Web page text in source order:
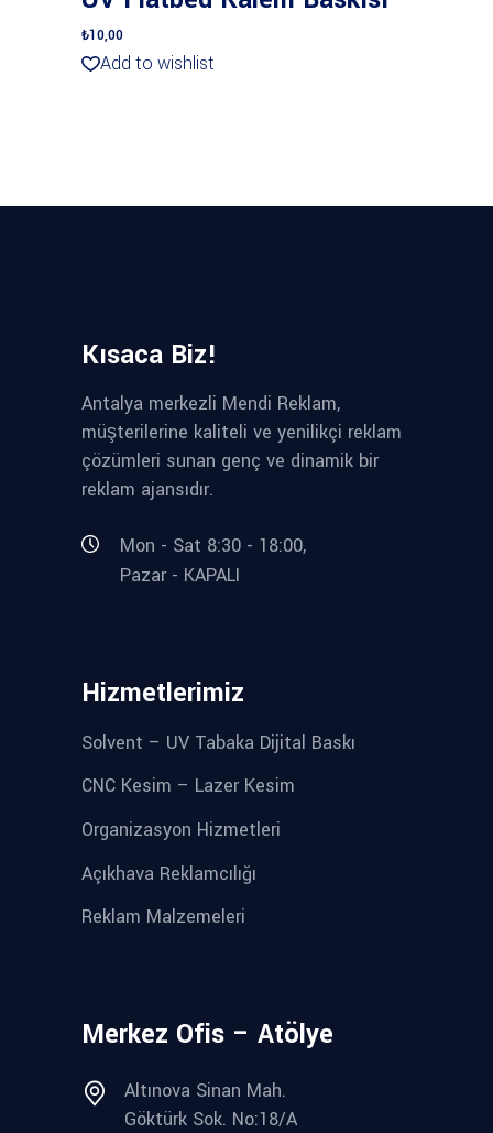
of 5
₺10,00
Add to wishlist
Kısaca Biz!
Antalya merkezli Mendi Reklam,
müşterilerine kaliteli ve yenilikçi reklam
çözümleri sunan genç ve dinamik bir
reklam ajansıdır.
Mon - Sat 8:30 - 18:00,
Pazar - KAPALI
Hizmetlerimiz
Solvent – UV Tabaka Dijital Baskı
CNC Kesim – Lazer Kesim
Organizasyon Hizmetleri
Açıkhava Reklamcılığı
Reklam Malzemeleri
Merkez Ofis – Atölye
Altınova Sinan Mah.
Göktürk Sok. No:18/A